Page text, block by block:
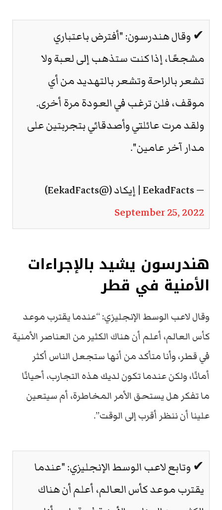
✔ وقال هندرسون: "أفترض باعتباري
مشجعًا، إذا كنت ستذهب إلى لعبة ولا
تشعر بالراحة وتشعر بالتهديد من أي
موقف، فلن ترغب في العودة مرة أخرى.
ولقد مرت عائلتي وأصدقائي بتجربتين على
مدار آخر عامين".
— EekadFacts | إيكاد (@EekadFacts)
September 25, 2022
هندرسون يشيد بالإجراءات
الأمنية في قطر
وقال لاعب الوسط الإنجليزي: “عندما يقترب موعد
كأس العالم، أعلم أن هناك الكثير من العناصر الأمنية
في قطر، وأنا متأكد من أنها ستجعل الناس أكثر
أمانًا، ولكن عندما تكون لديك هذه التجارب، أحيانًا
ما تفكر هل يستحق الأمر المخاطرة، أم سيتعين
علينا أن ننظر أقرب إلى الوقت”.
✔ وتابع لاعب الوسط الإنجليزي: "عندما
يقترب موعد كأس العالم، أعلم أن هناك